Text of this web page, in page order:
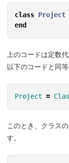
class Project
end
上のコードは定数
以下のコードと同等
Project =
このとき、クラス
す。